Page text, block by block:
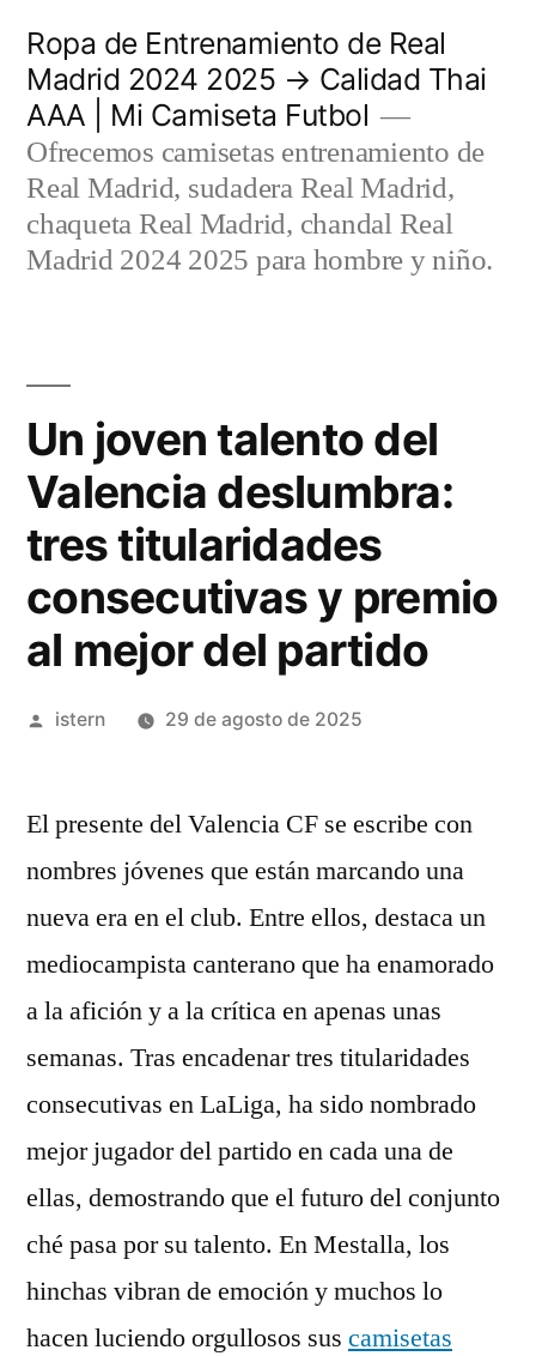
contenido
Ropa de Entrenamiento de Real
Madrid 2024 2025 → Calidad Thai
AAA | Mi Camiseta Futbol
Ofrecemos camisetas entrenamiento de
Real Madrid, sudadera Real Madrid,
chaqueta Real Madrid, chandal Real
Madrid 2024 2025 para hombre y niño.
Un joven talento del
Valencia deslumbra:
tres titularidades
consecutivas y premio
al mejor del partido
Publicado
istern 29 de agosto de 2025
El presente del Valencia CF se escribe con
nombres jóvenes que están marcando una
nueva era en el club. Entre ellos, destaca un
mediocampista canterano que ha enamorado
a la afición y a la crítica en apenas unas
semanas. Tras encadenar tres titularidades
consecutivas en LaLiga, ha sido nombrado
mejor jugador del partido en cada una de
ellas, demostrando que el futuro del conjunto
ché pasa por su talento. En Mestalla, los
hinchas vibran de emoción y muchos lo
hacen luciendo orgullosos sus camisetas